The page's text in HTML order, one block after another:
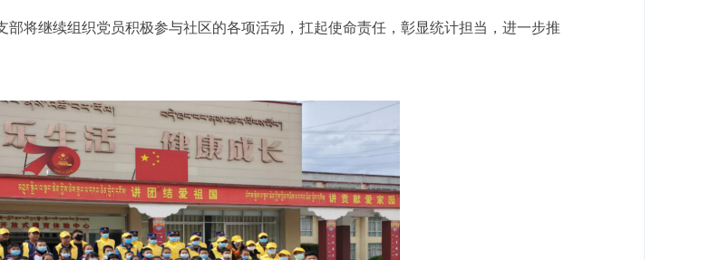
将继续组织党员积极参与社区的各项活动，扛起使命责任，彰显统计担当，进一步推